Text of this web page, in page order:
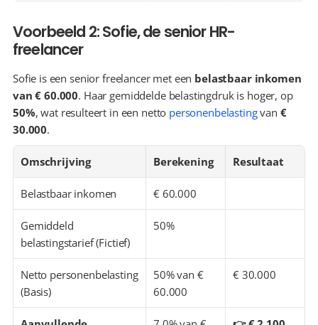
Voorbeeld 2: Sofie, de senior HR-
freelancer
Sofie is een senior freelancer met een belastbaar inkomen
van € 60.000
. Haar gemiddelde belastingdruk is hoger, op
50%, wat resulteert in een netto personenbelasting van €
30.000.
Omschrijving Berekening Resultaat
Belastbaar inkomen € 60.000
Gemiddeld
belastingstarief (Fictief)
50%
Netto personenbelasting
(Basis)
50% van €
60.000
€ 30.000